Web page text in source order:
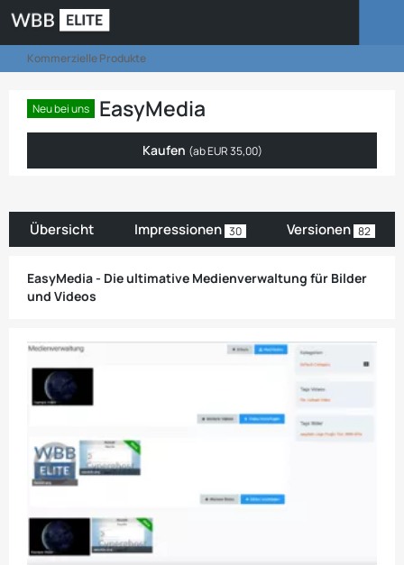
Kommerzielle Produkte
Neu bei uns EasyMedia
Kaufen (abEUR 35,00)
Übersicht Impressionen 30 Versionen 82
EasyMedia - Die ultimative Medienverwaltung für Bilder
und Videos